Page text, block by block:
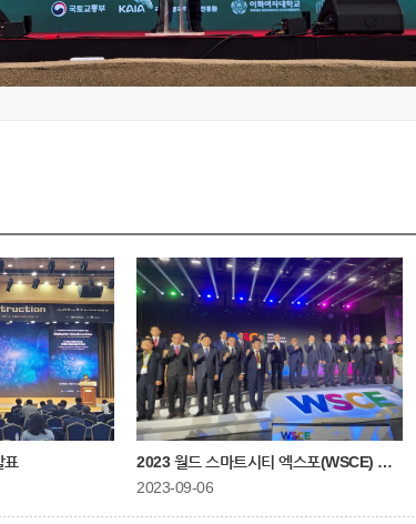
표
2023 월드 스마트시티 엑스포(WSCE) 개막
2023-09-06